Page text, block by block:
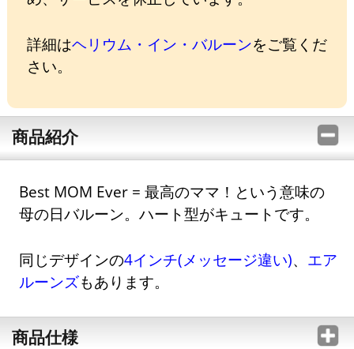
詳細はヘリウム・イン・バルーンをご覧くだ
さい。
商品紹介
Best MOM Ever = 最高のママ！という意味の
母の日バルーン。ハート型がキュートです。
同じデザインの4インチ(メッセージ違い)、 エア
ルーンズもあります。
商品仕様